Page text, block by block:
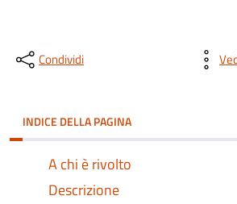
Condividi
INDICE DELLA PAGINA
A chi è rivolto
Descrizione